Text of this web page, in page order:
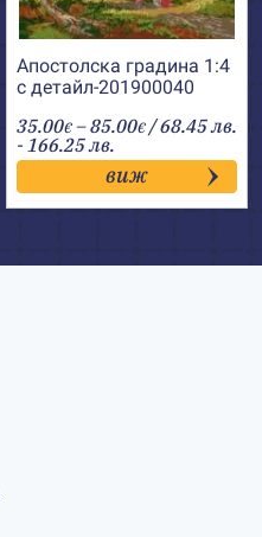
Апостолска градина 1:4
с детайл-201900040
35.00€ –85.00€Price
range:
35.00€
through
85.00€
/ 68.45 лв.
- 166.25 лв.
виж